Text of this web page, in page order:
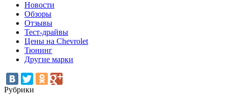
Новости
Обзоры
Отзывы
Тест-драйвы
Цены на Chevrolet
Тюнинг
Другие марки
Рубрики